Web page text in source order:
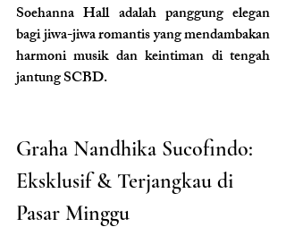
Soehanna Hall adalah panggung elegan
bagi jiwa-jiwa romantis yang mendambakan
harmoni musik dan keintiman di tengah
jantung SCBD.
Graha Nandhika Sucofindo:
Eksklusif & Terjangkau di
Pasar Minggu